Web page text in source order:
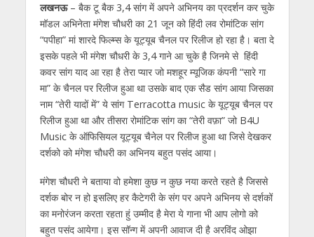
s
A
p
p
b
o
o
k
er gr
a
m
e
n
g
er
e
dI
n
l e
लखनऊ– बैक टू बैक 3,4 सांग में अपने अभिनय का प्रदर्शन कर चुके
मॉडल अभिनेता मंगेश चौधरी का 21 जून को हिंदी लव रोमांटिक सांग
“पपीहा” मां शारदे फिल्म्स के यूट्यूब चैनल पर रिलीज हो रहा है। बता दे
इसके पहले भी मंगेश चौधरी के 3,4 गाने आ चुके है जिनमे से हिंदी
कवर सांग याद आ रहा है तेरा प्यार जो मशहूर म्यूजिक कंपनी “सारे गा
मा” के चैनल पर रिलीज हुआ था उसके बाद एक सैड सांग आया जिसका
नाम “तेरी यादों में” ये सांग Terracotta music के यूट्यूब चैनल पर
रिलीज हुआ था और तीसरा रोमांटिक सांग का “तेरी वफ़ा” जो B4U
Music के ऑफिसियल यूट्यूब चैनेल पर रिलीज हुआ था जिसे देखकर
दर्शको को मंगेश चौधरी का अभिनय बहुत पसंद आया।
मंगेश चौधरी ने बताया वो हमेशा कुछ न कुछ नया करते रहते है जिससे
दर्शक बोर न हो इसलिए हर कैटेगरी के संग पर अपने अभिनय से दर्शकों
का मनोरंजन करता रहता हुं उम्मीद है मेरा ये गाना भी आप लोगो को
बहुत पसंद आयेगा। इस सॉन्ग में अपनी आवाज दी है अरविंद ओझा